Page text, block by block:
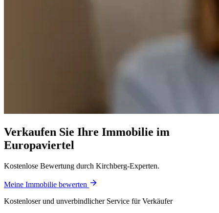
Verkaufen Sie Ihre Immobilie im
Europaviertel
Kostenlose Bewertung durch Kirchberg-Experten.
Meine Immobilie bewerten
Kostenloser und unverbindlicher Service für Verkäufer